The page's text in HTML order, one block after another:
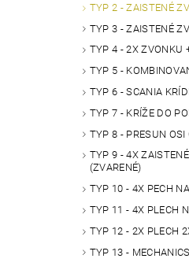
TYP 2 - ZAISTENÉ
TYP 3 - ZAISTENÉ
TYP 4 - 2X ZVONKU
TYP 5 -
TYP 6 - SCANIA
TYP 7 - KRÍŽE DO
TYP 8 - PRESUN OSI
TYP 9 - 4X
(ZVARENÉ)
TYP 10 - 4X PECH
TYP 11 - 4X PLECH
TYP 12 - 2X PLECH
TYP 13 - MECHANICS